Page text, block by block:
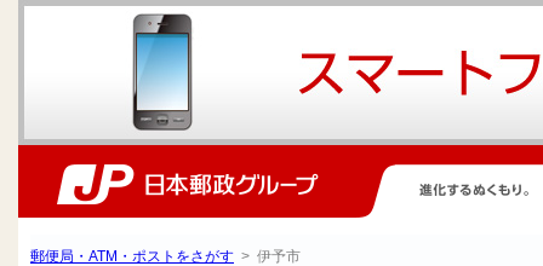
郵便局・ATM・ポストをさがす > 伊予市